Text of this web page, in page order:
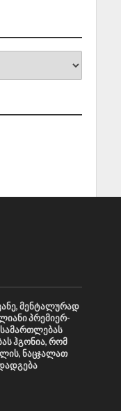
მენტალურად
პრემიერ-
ჰგონია, რომ
ნაცჯალათ